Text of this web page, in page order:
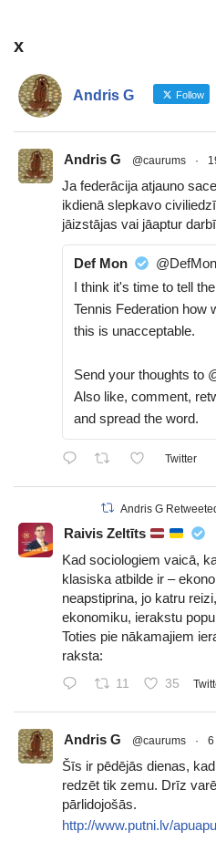
x
Andris G Follow
Andris G @caurums ·
Ja federācija atjauno
ikdienā slepkavo
jāizstājas vai jāaptur
Def Mon
I think it's time to tell
Tennis Federation how
this is unacceptable.
Send your thoughts to
Also like, comment,
and spread the word.
Twitter
Andris G
Raivis Zeltīts
Kad sociologiem vaicā,
klasiska atbilde ir –
neapstiprina, jo katru
ekonomiku, ierakstu
Toties pie nākamajiem
raksta:
11 35
Andris G @caurums · 6
Šīs ir pēdējās dienas,
redzēt tik zemu. Drīz
pārlidojošās.
http://www.putni.lv/